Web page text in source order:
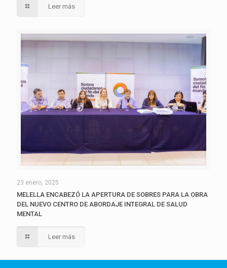
Leer más
23 enero, 2025
MELELLA ENCABEZÓ LA APERTURA DE SOBRES PARA LA OBRA
DEL NUEVO CENTRO DE ABORDAJE INTEGRAL DE SALUD
MENTAL
Leer más